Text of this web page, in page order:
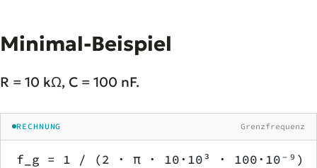
Minimal-Beispiel
R = 10 kΩ, C = 100 nF.
RECHNUNG Grenzfrequenz
f_g = 1 / (2 · π · 10·10³ · 100·10⁻⁹)